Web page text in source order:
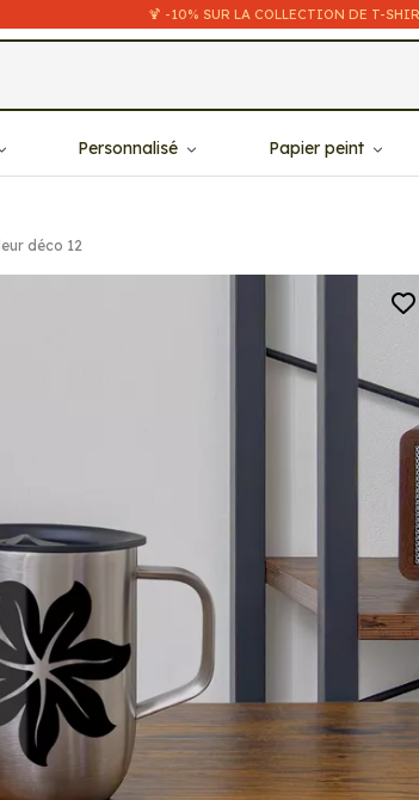
🍹 -10% SUR LA COLLECTION DE T-
Personnalisé Papier peint
déco 12